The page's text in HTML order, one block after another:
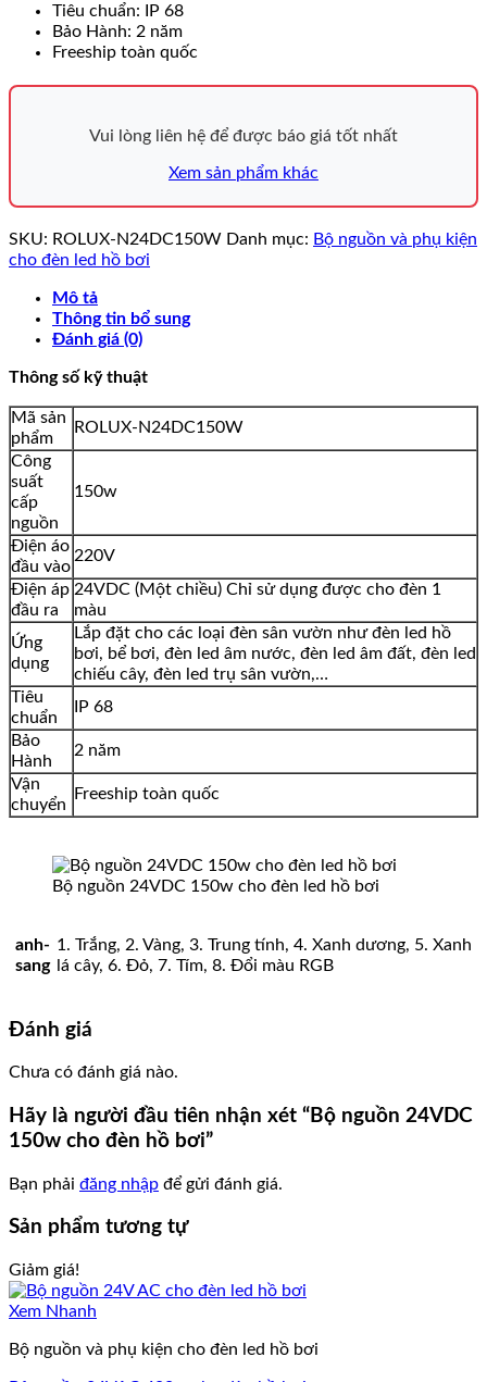
Tiêu chuẩn: IP 68
Bảo Hành: 2 năm
Freeship toàn quốc
Vui lòng liên hệ để được báo giá tốt nhất
Xem sản phẩm khác
SKU: ROLUX-N24DC150W Danh mục: Bộ nguồn và phụ kiện
cho đèn led hồ bơi
Mô tả
Thông tin bổ sung
Đánh giá (0)
Thông số kỹ thuật
Mã sản
phẩm
ROLUX-N24DC150W
Công
suất
cấp
nguồn
150w
Điện áo
đầu vào
220V
Điện áp
đầu ra
24VDC (Một chiều) Chỉ sử dụng được cho đèn 1
màu
Ứng
dụng
Lắp đặt cho các loại đèn sân vườn như đèn led hồ
bơi, bể bơi, đèn led âm nước, đèn led âm đất, đèn led
chiếu cây, đèn led trụ sân vườn,…
Tiêu
chuẩn
IP 68
Bảo
Hành
2 năm
Vận
chuyển
Freeship toàn quốc
Bộ nguồn 24VDC 150w cho đèn led hồ bơi
anh-
sang
1. Trắng, 2. Vàng, 3. Trung tính, 4. Xanh dương, 5. Xanh
lá cây, 6. Đỏ, 7. Tím, 8. Đổi màu RGB
Đánh giá
Chưa có đánh giá nào.
Hãy là người đầu tiên nhận xét “Bộ nguồn 24VDC
150w cho đèn hồ bơi”
Bạn phải đăng nhập để gửi đánh giá.
Sản phẩm tương tự
Giảm giá!
Xem Nhanh
Bộ nguồn và phụ kiện cho đèn led hồ bơi